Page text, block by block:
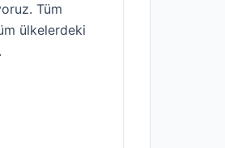
Tüm
ülkelerdeki